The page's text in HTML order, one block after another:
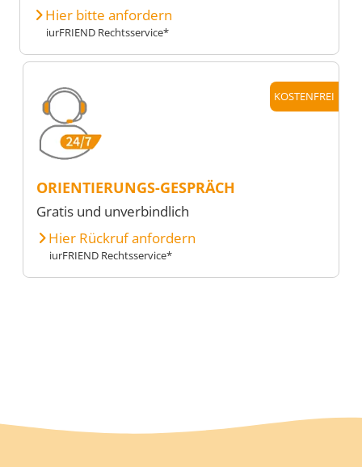
Hier bitte anfordern
iurFRIEND Rechtsservice*
KOSTENFREI
ORIENTIERUNGS-GESPRÄCH
Gratis und unverbindlich
Hier Rückruf anfordern
iurFRIEND Rechtsservice*